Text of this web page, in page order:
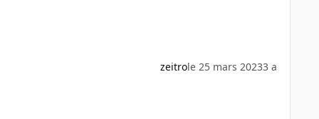
zeitrole 25 mars 20233 a